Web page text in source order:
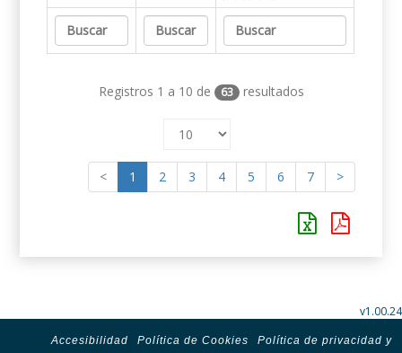
Registros 1 a 10 de 63 resultados
< 1 2 3 4 5 6 7 >
v1.00.24
Accesibilidad Política de Cookies
Política de privacidad y